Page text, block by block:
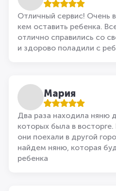
Отличный сервис! Очень
кем оставить ребенка.
отлично справились со
и здорово поладили с
Мария
Два раза находила няню
которых была в
они поехали в другой
найдем няню, которая
ребенка